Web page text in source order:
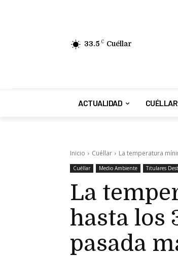
33.5 C Cuéllar
ACTUALIDAD CUÉLLAR
Inicio Cuéllar La temperatura
Cuéllar Medio Ambiente Titulares
La
hasta los
pasada